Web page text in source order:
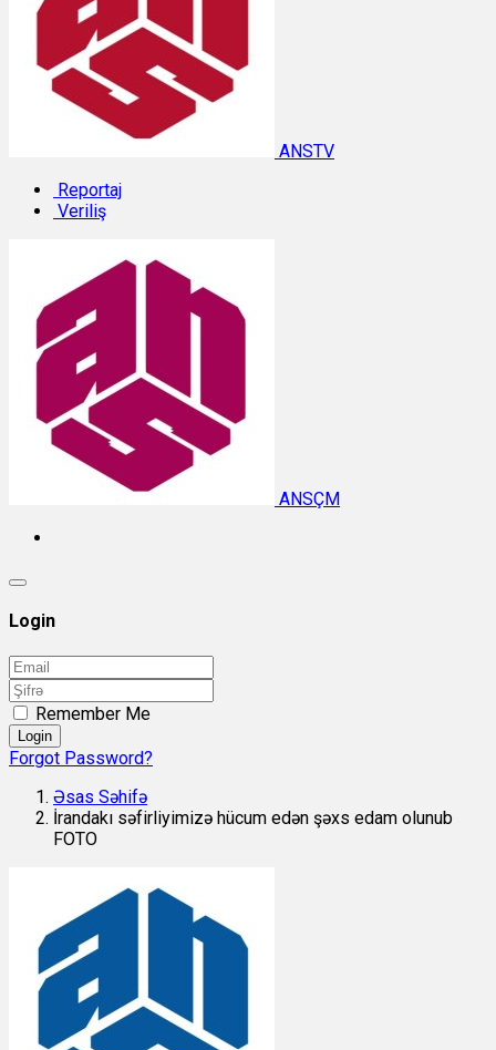
ANSTV
Reportaj
Veriliş
ANSÇM
Login
Remember Me
Login
Forgot Password?
Əsas Səhifə
İrandakı səfirliyimizə hücum edən şəxs edam olunub
FOTO